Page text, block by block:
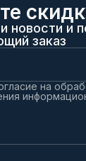
новости и
заказ
на